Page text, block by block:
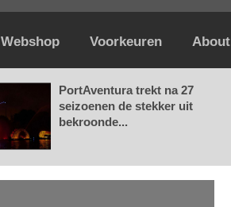
Webshop Voorkeuren About
PortAventura trekt na 27
seizoenen de stekker uit
bekroonde...